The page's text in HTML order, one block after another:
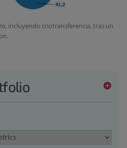
incluyendo criotransferencia, tras un